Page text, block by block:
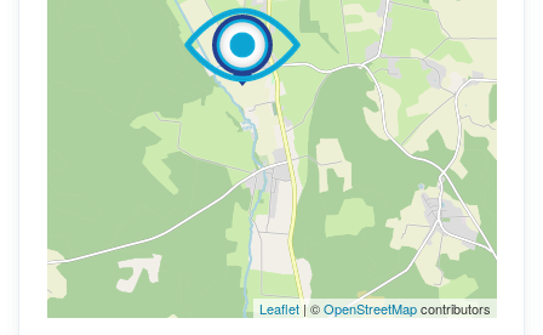
Leaflet| ©OpenStreetMapcontributors